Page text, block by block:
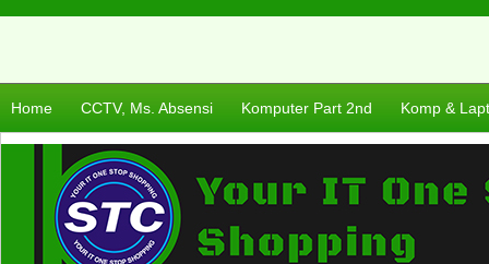
Home CCTV, Ms. Absensi Komputer Part 2nd Komp &